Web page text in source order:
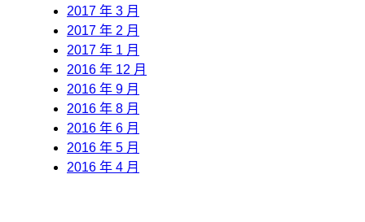
2017 年 3 月
2017 年 2 月
2017 年 1 月
2016 年 12 月
2016 年 9 月
2016 年 8 月
2016 年 6 月
2016 年 5 月
2016 年 4 月